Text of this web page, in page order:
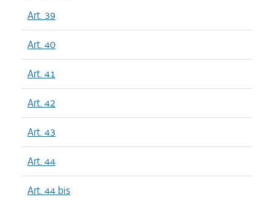
Art. 39
Art. 40
Art. 41
Art. 42
Art. 43
Art. 44
Art. 44 bis